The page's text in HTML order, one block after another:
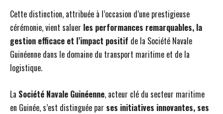
Cette distinction, attribuée à l’occasion d’une prestigieuse
cérémonie, vient saluer les performances remarquables, la
gestion efficace et l’impact positif de la Société Navale
Guinéenne dans le domaine du transport maritime et de la
logistique.
La Société Navale Guinéenne, acteur clé du secteur maritime
en Guinée, s’est distinguée par ses initiatives innovantes, ses